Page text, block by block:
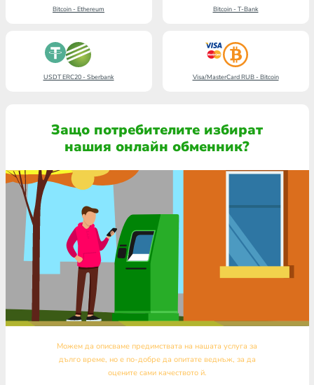
Bitcoin - Ethereum Bitcoin - T-Bank
USDT ERC20 - Sberbank Visa/MasterCard RUB - Bitcoin
Защо потребителите избират
нашия онлайн обменник?
Можем да описваме предимствата на нашата услуга за
дълго време, но е по-добре да опитате веднъж, за да
оцените сами качеството й.